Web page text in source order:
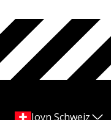
Joyn Schweiz